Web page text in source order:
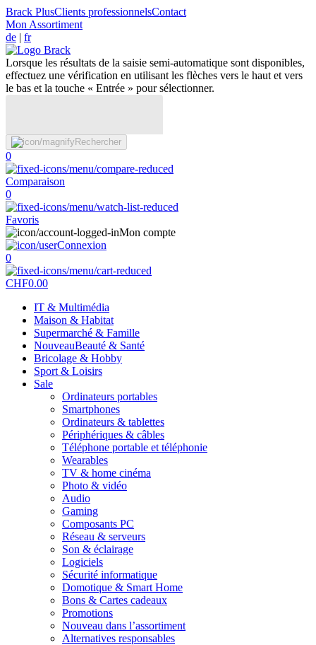
Brack PlusClients professionnelsContact
Mon Assortiment
de | fr
Lorsque les résultats de la saisie semi-automatique sont disponibles,
effectuez une vérification en utilisant les flèches vers le haut et vers
le bas et la touche « Entrée » pour sélectionner.
Rechercher
0
Comparaison
0
Favoris
Mon compte
Connexion
0
CHF0.00
IT & Multimédia
Maison & Habitat
Supermarché & Famille
NouveauBeauté & Santé
Bricolage & Hobby
Sport & Loisirs
Sale
Ordinateurs portables
Smartphones
Ordinateurs & tablettes
Périphériques & câbles
Téléphone portable et téléphonie
Wearables
TV & home cinéma
Photo & vidéo
Audio
Gaming
Composants PC
Réseau & serveurs
Son & éclairage
Logiciels
Sécurité informatique
Domotique & Smart Home
Bons & Cartes cadeaux
Promotions
Nouveau dans l’assortiment
Alternatives responsables